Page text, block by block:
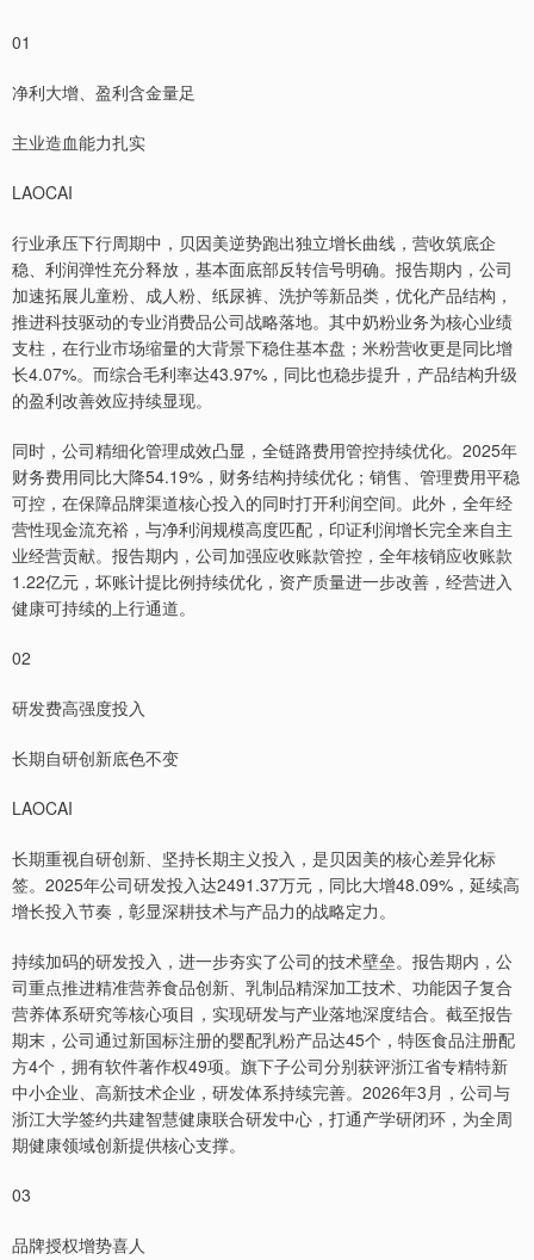
01
净利大增、盈利含金量足
主业造血能力扎实
LAOCAI
行业承压下行周期中，贝因美逆势跑出独立增长曲线，营收筑底企
稳、利润弹性充分释放，基本面底部反转信号明确。报告期内，公司
加速拓展儿童粉、成人粉、纸尿裤、洗护等新品类，优化产品结构，
推进科技驱动的专业消费品公司战略落地。其中奶粉业务为核心业绩
支柱，在行业市场缩量的大背景下稳住基本盘；米粉营收更是同比增
长4.07%。而综合毛利率达43.97%，同比也稳步提升，产品结构升级
的盈利改善效应持续显现。
同时，公司精细化管理成效凸显，全链路费用管控持续优化。2025年
财务费用同比大降54.19%，财务结构持续优化；销售、管理费用平稳
可控，在保障品牌渠道核心投入的同时打开利润空间。此外，全年经
营性现金流充裕，与净利润规模高度匹配，印证利润增长完全来自主
业经营贡献。报告期内，公司加强应收账款管控，全年核销应收账款
1.22亿元，坏账计提比例持续优化，资产质量进一步改善，经营进入
健康可持续的上行通道。
02
研发费高强度投入
长期自研创新底色不变
LAOCAI
长期重视自研创新、坚持长期主义投入，是贝因美的核心差异化标
签。2025年公司研发投入达2491.37万元，同比大增48.09%，延续高
增长投入节奏，彰显深耕技术与产品力的战略定力。
持续加码的研发投入，进一步夯实了公司的技术壁垒。报告期内，公
司重点推进精准营养食品创新、乳制品精深加工技术、功能因子复合
营养体系研究等核心项目，实现研发与产业落地深度结合。截至报告
期末，公司通过新国标注册的婴配乳粉产品达45个，特医食品注册配
方4个，拥有软件著作权49项。旗下子公司分别获评浙江省专精特新
中小企业、高新技术企业，研发体系持续完善。2026年3月，公司与
浙江大学签约共建智慧健康联合研发中心，打通产学研闭环，为全周
期健康领域创新提供核心支撑。
03
品牌授权增势喜人